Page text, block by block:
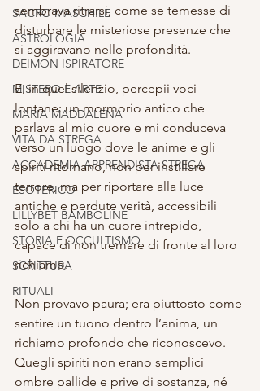
SACRO MASCHILE
ASTROLOGIA
DEIMON ISPIRATORE
MISTERO E ARTE
MARIA MADDALENA
VITA DA STREGA
ACCADEMIA APPRENDISTA STREGA
ESOTERICO
LILLYBET BAMBOLINE
STORIA E OCCULTISMO
SCRITTURA
RITUALI
sembrava ritrarsi, come se temesse di
disturbare le misteriose presenze che
si aggiravano nelle profondità.
E, in quel silenzio, percepii voci
lontane: un mormorio antico che
parlava al mio cuore e mi conduceva
verso un luogo dove le anime e gli
spiriti ritornano, non per instillare
terrore, ma per riportare alla luce
antiche e perdute verità, accessibili
solo a chi ha un cuore intrepido,
capace di non tremare di fronte al loro
richiamo.
Non provavo paura; era piuttosto come
sentire un tuono dentro l’anima, un
richiamo profondo che riconoscevo.
Quegli spiriti non erano semplici
ombre pallide e prive di sostanza, né